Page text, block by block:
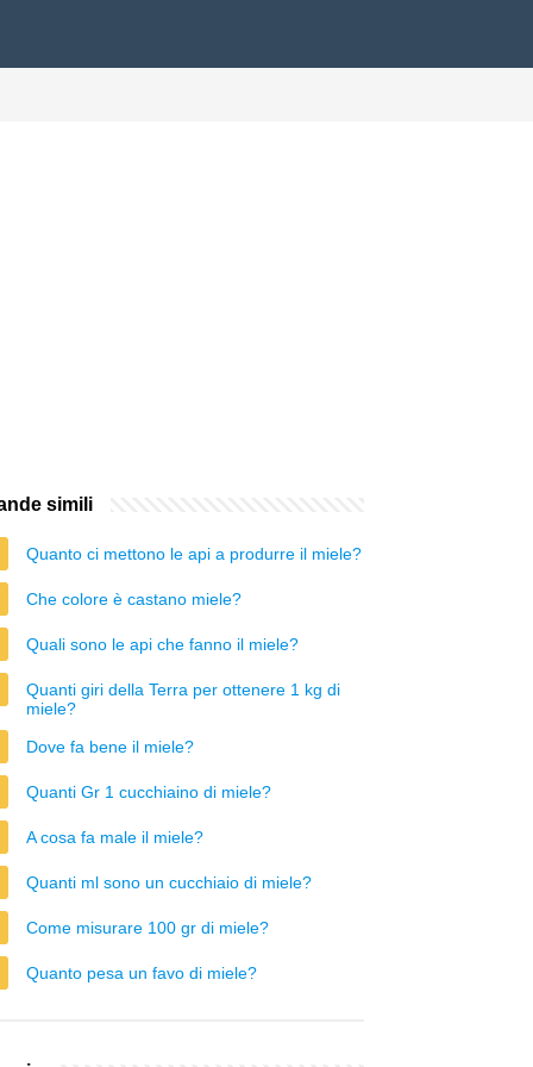
simili
Quanto ci mettono le api a produrre il miele?
Che colore è castano miele?
Quali sono le api che fanno il miele?
Quanti giri della Terra per ottenere 1 kg di
miele?
Dove fa bene il miele?
Quanti Gr 1 cucchiaino di miele?
A cosa fa male il miele?
Quanti ml sono un cucchiaio di miele?
Come misurare 100 gr di miele?
Quanto pesa un favo di miele?